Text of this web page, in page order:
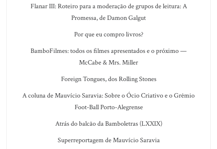
Flanar III: Roteiro para a moderação de grupos de leitura: A
Promessa, de Damon Galgut
Por que eu compro livros?
BamboFilmes: todos os filmes apresentados e o próximo —
McCabe & Mrs. Miller
Foreign Tongues, dos Rolling Stones
A coluna de Mauvício Saravia: Sobre o Ócio Criativo e o Grêmio
Foot-Ball Porto-Alegrense
Atrás do balcão da Bamboletras (LXXIX)
Superreportagem de Mauvício Saravia